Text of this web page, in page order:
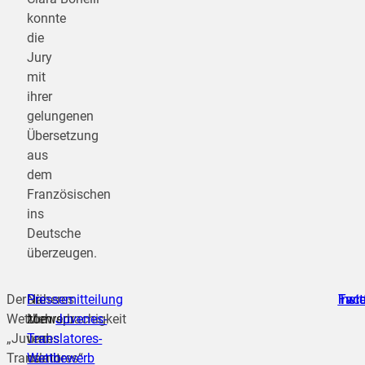
konnte
die
Jury
mit
ihrer
gelungenen
Übersetzung
aus
dem
Französischen
ins
Deutsche
überzeugen.
Der
Wettbewerb
„Juvenes
Translatores“
Die
Mehrsprachigkeit
und
damit
Näheres
zumJuvenes-
Translatores-
Wettbewerb
Pressemitteilung